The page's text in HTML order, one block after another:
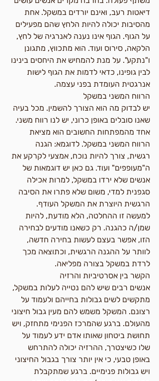
דיאטות רעב, ואינם יורדים במשקל. אחת
מהסיבות יכולה להיות הלחץ שהם מפעילים
על הגוף. הגוף אינו נענה לאנרגיה של לחץ,
הלקאה, סירוס ועוד. הוא מתכווץ, מתגונן
ו"נתקע". על מנת להמחיש את היחסים בינינו
לבין גופינו, כדאי לדמות את הגוף לישות
אנרגטית העומדת בפני עצמה.
הרווח המשני במשקל
יש לבדוק מה הוא הצורך להשמין. מכל בעיה
שאנו סובלים באופן כרוני, יש לנו רווח משני.
אחד מהמפתחות החשובים הוא מציאת
הרווח המשני במשקל. לדוגמא: הגנה
רגשית, צורך להיות נוכח, אמצעי לקרקע את
ה"מעופפים" ועוד. גם כאן יש דוגמאות של
אנשים שלא ירדו במשקל, למרות אכילה
סגפנית למדי, משום שלא פתרו את הסיבה
הרגשית היוצרת את המשקל העודף.
למעשה זו ההחלטה, הלא מודעת, להיות
שמן/ה כהגנה. רק כשאנו מודעים לבחירה
הזו, אפשר בעצם לעשות בחירה חדשה,
לוותר על ההגנה הרגשית, וכתוצאה מכך
לרדת במשקל בצורה מפליאה.
הקשר בין אסרטיביות והרזיה
אנשים רבים שיש להם נטייה לעלות במשקל,
מתקשים לשים גבולות בחייהם ולעמוד על
רצונם. המשקל משמש להם מעין גבול חיצוני
מהעולם. ברגע שהמרכז הפנימי מתחזק, ויש
תחושת ביטחון שאותו אדם ידע לעמוד על
שלו כשיצטרך, ההרזיה יכולה להתרחש
באופן טבעי, כי אין יותר צורך בגבול החיצוני
ויש גבולות פנימיים. ברגע שמתקבלת